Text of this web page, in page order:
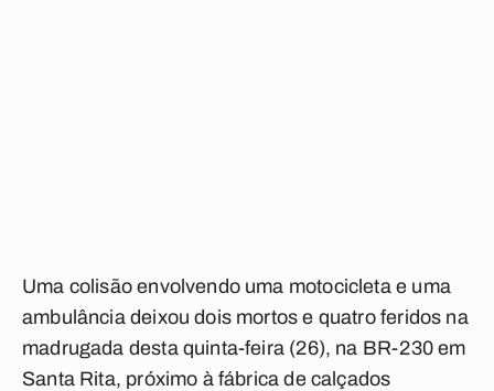
Uma colisão envolvendo uma motocicleta e uma
ambulância deixou dois mortos e quatro feridos na
madrugada desta quinta-feira (26), na BR-230 em
Santa Rita, próximo à fábrica de calçados